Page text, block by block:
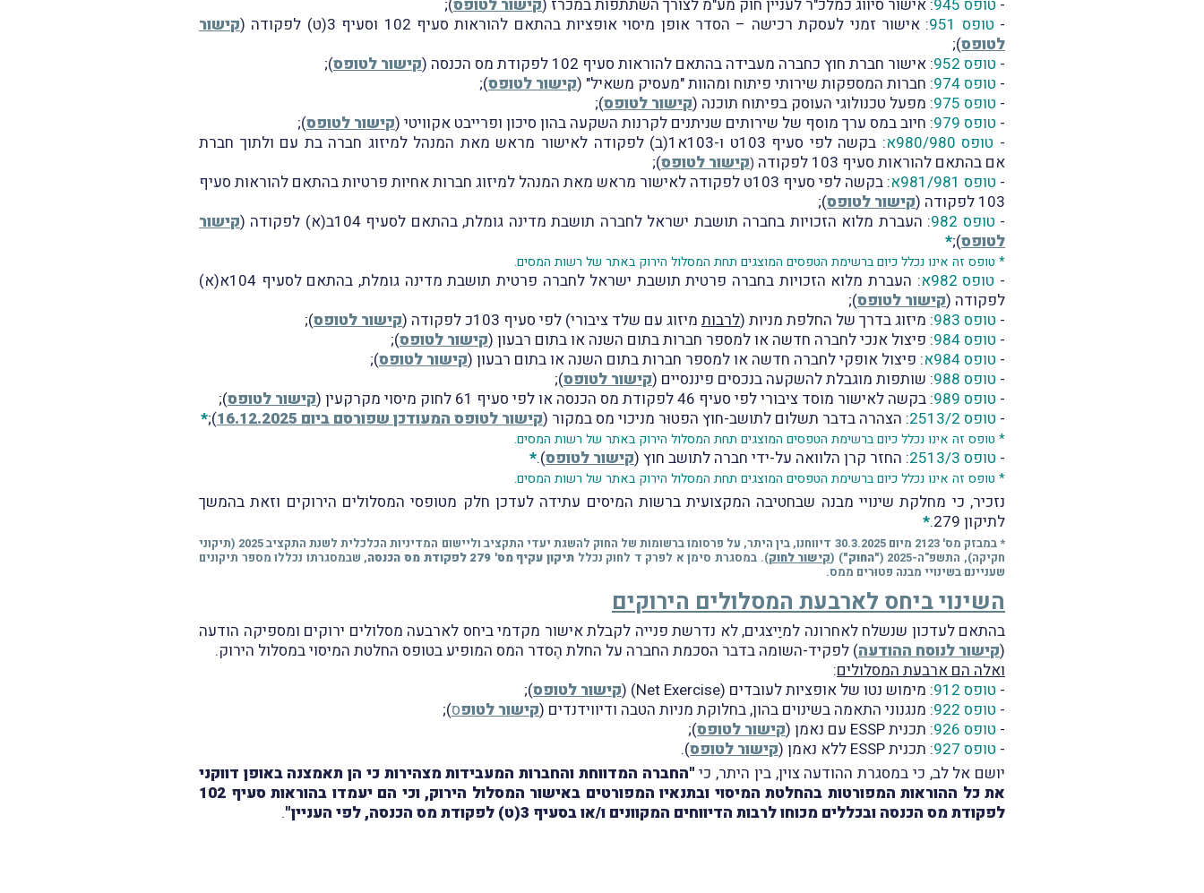
- טופס 945 : אישור סיווג כמלכ"ר לעניין חוק מע"מ לצורך השתתפות במכרז (קישור לטופס);
- טופס 951 : אישור זמני לעסקת רכישה – הסדר אופן מיסוי אופציות בהתאם להוראות סעיף 102 וסעיף 3(ט) לפקודה (
קישור
לטופס);
- טופס 952 : אישור חברת חוץ כחברה מעבידה בהתאם להוראות סעיף 102 לפקודת מס הכנסה ( קישור לטופס);
- טופס 974 : חברות המספקות שירותי פיתוח ומהוות "מעסיק משאיל" (קישור לטופס);
- טופס 975 : מפעל טכנולוגי העוסק בפיתוח תוכנה (קישור לטופס);
- טופס 979 : חיוב במס ערך מוסף של שירותים שניתנים לקרנות השקעה בהון סיכון ופרייבט אקוויטי (קישור לטופס);
- טופס 980/980א
: בקשה לפי סעיף 103ט ו-103א1(ב) לפקודה לאישור מראש מאת המנהל למיזוג חברה בת עם ולתוך חברת
אם בהתאם להוראות סעיף 103 לפקודה
(קישור לטופס);
- טופס 981/981א
: בקשה לפי סעיף 103ט לפקודה לאישור מראש מאת המנהל למיזוג חברות אחיות פרטיות בהתאם להוראות סעיף
103 לפקודה (
קישור לטופס);
- טופס 982 : העברת מלוא הזכויות בחברה תושבת ישראל לחברה תושבת מדינה גומלת, בהתאם לסעיף 104ב(א) לפקודה (
קישור
לטופס);
*
* טופס זה אינו נכלל כיום ברשימת הטפסים המוצגים תחת המסלול הירוק באתר של רשות המסים.
- טופס 982א
: העברת מלוא הזכויות בחברה פרטית תושבת ישראל לחברה פרטית תושבת מדינה גומלת, בהתאם לסעיף 104א(א)
לפקודה (קישור לטופס);
- טופס 983 : מיזוג בדרך של החלפת מניות (לרבות מיזוג עם שלד ציבורי) לפי סעיף 103כ לפקודה ( קישור לטופס);
- טופס 984 : פיצול אנכי לחברה חדשה או למספר חברות בתום השנה או בתום רבעון (קישור לטופס);
- טופס 984א : פיצול אופקי לחברה חדשה או למספר חברות בתום השנה או בתום רבעון (קישור לטופס);
- טופס 988 : שותפות מוגבלת להשקעה בנכסים פיננסיים (קישור לטופס);
- טופס 989 : בקשה לאישור מוסד ציבורי לפי סעיף 46 לפקודת מס הכנסה או לפי סעיף 61 לחוק מיסוי מקרקעין ( קישור לטופס);
- טופס 2513/2 : הצהרה בדבר תשלום לתושב-חוץ הפטוּר מניכוי מס במקור (קישור לטופס המעודכן שפורסם ביום 16.12.2025 );
*
* טופס זה אינו נכלל כיום ברשימת הטפסים המוצגים תחת המסלול הירוק באתר של רשות המסים.
- טופס 2513/3 : החזר קרן הלוואה על-ידי חברה לתושב חוץ (קישור לטופס).
*
* טופס זה אינו נכלל כיום ברשימת הטפסים המוצגים תחת המסלול הירוק באתר של רשות המסים.
נזכיר, כי מחלקת שינויי מבנה שבחטיבה המקצועית ברשות המיסים עתידה לעדכן חלק מטופסי המסלולים הירוקים וזאת בהמשך
לתיקון 279.
*
* במבזק מס' 2123 מיום 30.3.2025 דיווחנו, בין היתר, על פרסומו ברשומות של החוק להשגת יעדי התקציב וליישום המדיניות הכלכלית לשנת התקציב 2025 (תיקוני
חקיקה), התשפ"ה-2025 (
"החוק") (קישור לחוק). במסגרת סימן א לפרק ד לחוק נכללתיקון עקיף מס' 279 לפקודת מס הכנסה
, שבמסגרתו נכללו מספר תיקונים
שעניינם בשינויי מבנה פטוּרים ממס.
השינוי ביחס לארבעת המסלולים הירוקים
בהתאם לעדכון שנשלח לאחרונה למיַיצגים, לא נדרשת פנייה לקבלת אישור מקדמי ביחס לארבעה מסלולים ירוקים ומספיקה הודעה
(קישור לנוסח ההודעה) לפקיד-השומה בדבר הסכמת החברה על החלת הֶסדר המס המופיע בטופס החלטת המיסוי במסלול הירוק.
ואלה הם ארבעת המסלולים:
- טופס 912 : מימוש נטו של אופציות לעובדים (Net Exercise) ( קישור לטופס);
- טופס 922 : מנגנוני התאמה בשינוים בהון, בחלוקת מניות הטבה ודיווידנדים (קישור לטופס);
- טופס 926 : תכנית ESSP עם נאמן ( קישור לטופס);
- טופס 927 : תכנית ESSP ללא נאמן ( קישור לטופס).
יושם אל לב, כי במסגרת ההודעה צוין, בין היתר, כי "החברה המדווחת והחברות המעבידות מצהירות כי הן תאמצנה באופן דווקני
את כל ההוראות המפורטות בהחלטת המיסוי ובתנאיו המפורטים באישור המסלול הירוק, וכי הם יעמדו בהוראות סעיף 102
לפקודת מס הכנסה ובכללים מכוחו לרבות הדיווחים המקוונים ו/או בסעיף 3(ט) לפקודת מס הכנסה, לפי העניין"
.